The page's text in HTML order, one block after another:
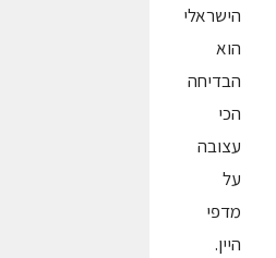
הישראלי
הוא
הבדיחה
הכי
עצובה
על
מדפי
היין.